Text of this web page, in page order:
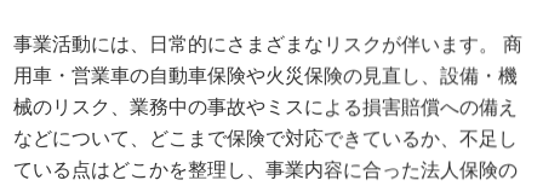
事業活動には、日常的にさまざまなリスクが伴います。 商
用車・営業車の自動車保険や火災保険の見直し、設備・機
械のリスク、業務中の事故やミスによる損害賠償への備え
などについて、どこまで保険で対応できているか、不足し
ている点はどこかを整理し、事業内容に合った法人保険の